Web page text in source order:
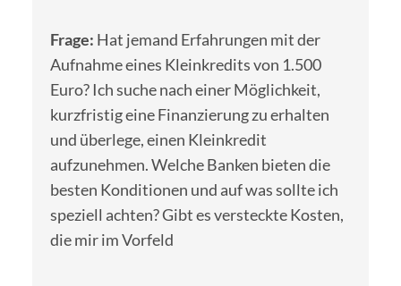
Frage: Hat jemand Erfahrungen mit der
Aufnahme eines Kleinkredits von 1.500
Euro? Ich suche nach einer Möglichkeit,
kurzfristig eine Finanzierung zu erhalten
und überlege, einen Kleinkredit
aufzunehmen. Welche Banken bieten die
besten Konditionen und auf was sollte ich
speziell achten? Gibt es versteckte Kosten,
die mir im Vorfeld